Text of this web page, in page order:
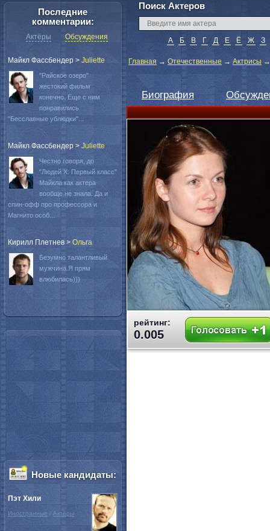
Поиск Актеров
А Б В Г Д Е Ё Ж З
Главная → Отечественные → Актрисы
Биография
рейтинг:
0.005
Последние
комментарии:
Актёры Обсуждения
Майкл Фассбендер > Juliette
"Райское озеро"
жестокий фильм
конечно. Еще с ним
понравились
"Бесславные ублюдки"...
Майкл Фассбендер > Juliette
Честно говоря, до
"Людей Х: Первый класс"
Майкла как актера
вообще не знала. Да и
спин-офф про профессора и
Магнито особ...
Кирилл Плетнев > Oльга
Безумно талантливый
мужчина.Я прям
влюбилась)))
Новые кандидаты:
Пэт Хили
Иностранные / Актёры